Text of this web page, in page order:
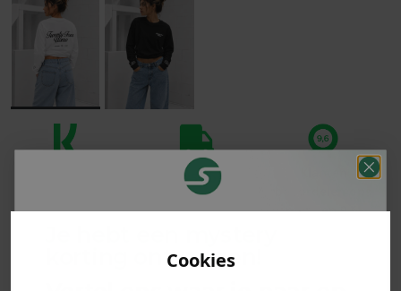
Cookies
Voor 23:59 besteld
is morgen in huis!*
met een 9,6!
PRODUCTINFORMATIE
korting ontvangen!